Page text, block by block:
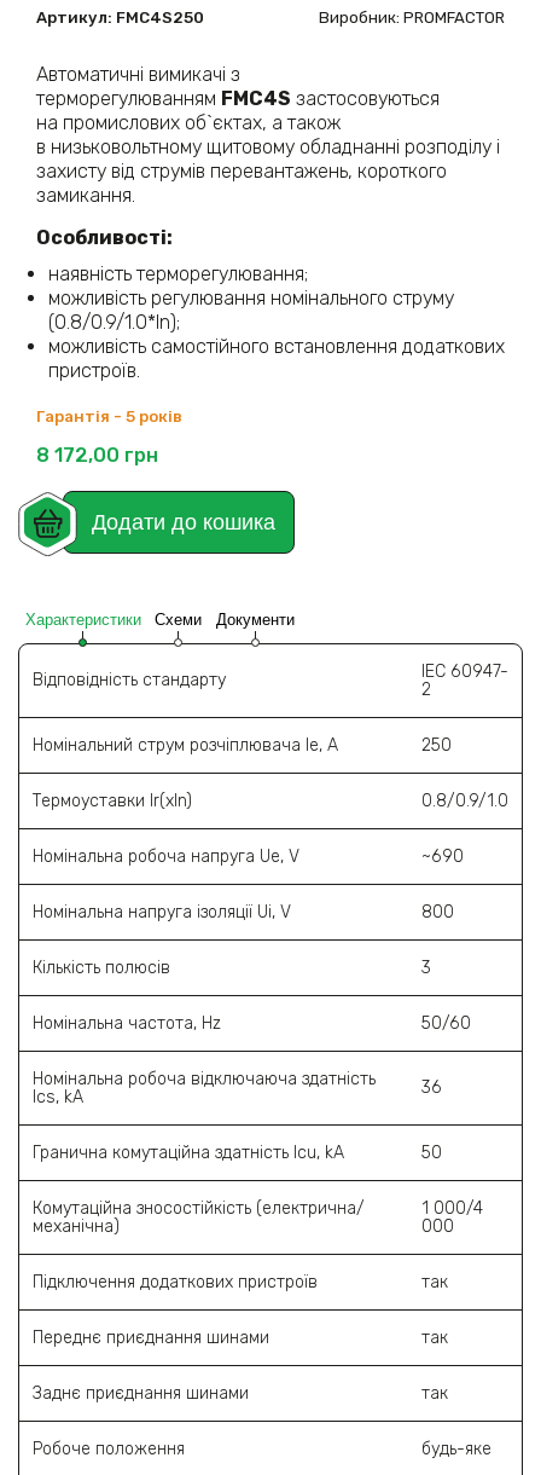
Артикул: FMC4S250 Виробник: PROMFACTOR
Автоматичні вимикачі з
терморегулюванням FMC4S застосовуються
на промислових об`єктах, а також
в низьковольтному щитовому обладнанні розподілу і
захисту від струмів перевантажень, короткого
замикання.
Особливості:
наявність терморегулювання;
можливість регулювання номінального струму
(0.8/0.9/1.0*In);
можливість самостійного встановлення додаткових
пристроїв.
Гарантія - 5 років
8 172,00 грн
Додати до кошика
Характеристики Схеми Документи
Відповідність стандарту
IEC 60947-
2
Номінальний струм розчіплювача Ie, A 250
Термоуставки Ir(xIn) 0.8/0.9/1.0
Номінальна робоча напруга Ue, V ~690
Номінальна напруга ізоляції Ui, V 800
Кількість полюсів 3
Номінальна частота, Hz 50/60
Номінальна робоча відключаюча здатність
Ics, kА
36
Гранична комутаційна здатність Icu, kA 50
Комутаційна зносостійкість (електрична/
механічна)
1 000/4
000
Підключення додаткових пристроїв так
Переднє приєднання шинами так
Заднє приєднання шинами так
Робоче положення будь-яке